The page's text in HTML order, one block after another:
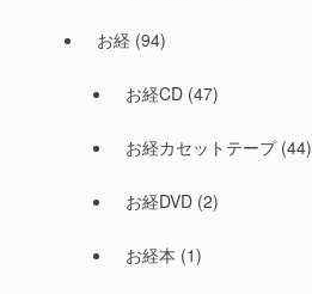
お経 (94)
お経CD(47)
お経カセットテープ(44)
お経DVD(2)
お経本 (1)